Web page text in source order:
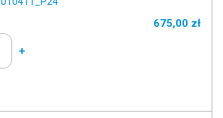
675,00 zł
+